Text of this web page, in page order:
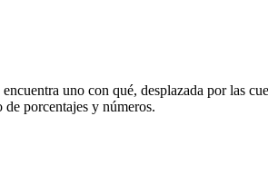
uno con qué, desplazada por las
porcentajes y números.